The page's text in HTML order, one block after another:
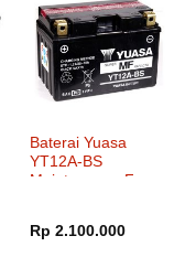
Baterai Yuasa
YT12A-BS
Maintenance Free
Rp 2.100.000